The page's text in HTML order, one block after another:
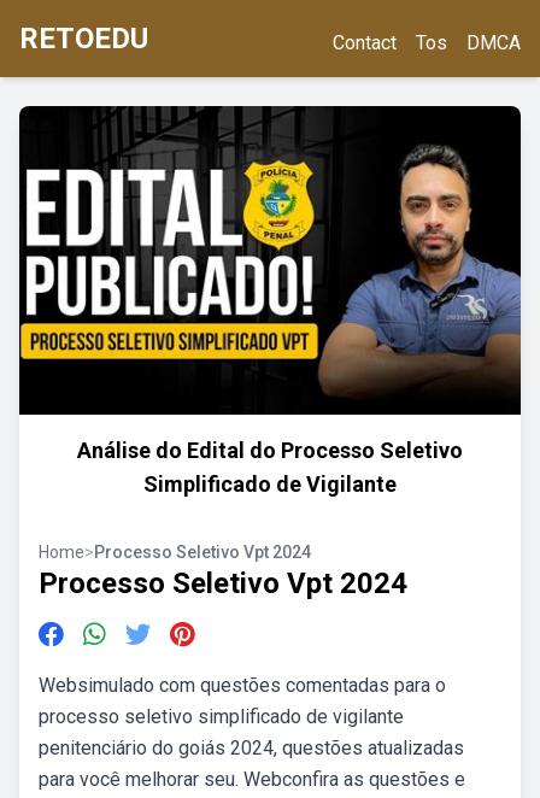
RETOEDU Contact Tos DMCA
Análise do Edital do Processo Seletivo
Simplificado de Vigilante
Home>Processo Seletivo Vpt 2024
Processo Seletivo Vpt 2024
Websimulado com questões comentadas para o
processo seletivo simplificado de vigilante
penitenciário do goiás 2024, questões atualizadas
para você melhorar seu. Webconfira as questões e